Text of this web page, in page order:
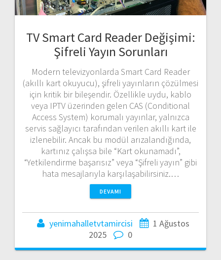
TV Smart Card Reader Değişimi:
Şifreli Yayın Sorunları
Modern televizyonlarda Smart Card Reader
(akıllı kart okuyucu), şifreli yayınların çözülmesi
için kritik bir bileşendir. Özellikle uydu, kablo
veya IPTV üzerinden gelen CAS (Conditional
Access System) korumalı yayınlar, yalnızca
servis sağlayıcı tarafından verilen akıllı kart ile
izlenebilir. Ancak bu modül arızalandığında,
kartınız çalışsa bile “Kart okunamadı”,
“Yetkilendirme başarısız” veya “Şifreli yayın” gibi
hata mesajlarıyla karşılaşabilirsiniz.…
DEVAMI
yenimahalletvtamircisi
1 Ağustos
2025
0